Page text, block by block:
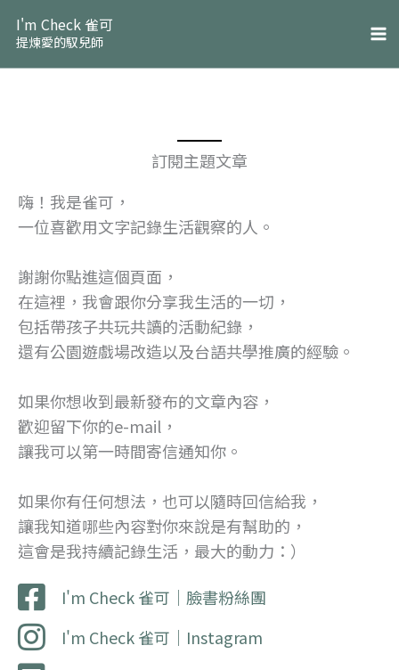
I'm Check 雀可
提煉愛的馭兒師
訂閱主題文章
嗨！我是雀可，
一位喜歡用文字記錄生活觀察的人。
謝謝你點進這個頁面，
在這裡，我會跟你分享我生活的一切，
包括帶孩子共玩共讀的活動紀錄，
還有公園遊戲場改造以及台語共學推廣的經驗。
如果你想收到最新發布的文章內容，
歡迎留下你的e-mail，
讓我可以第一時間寄信通知你。
如果你有任何想法，也可以隨時回信給我，
讓我知道哪些內容對你來說是有幫助的，
這會是我持續記錄生活，最大的動力：）
I'm Check 雀可｜臉書粉絲團
I'm Check 雀可｜Instagram